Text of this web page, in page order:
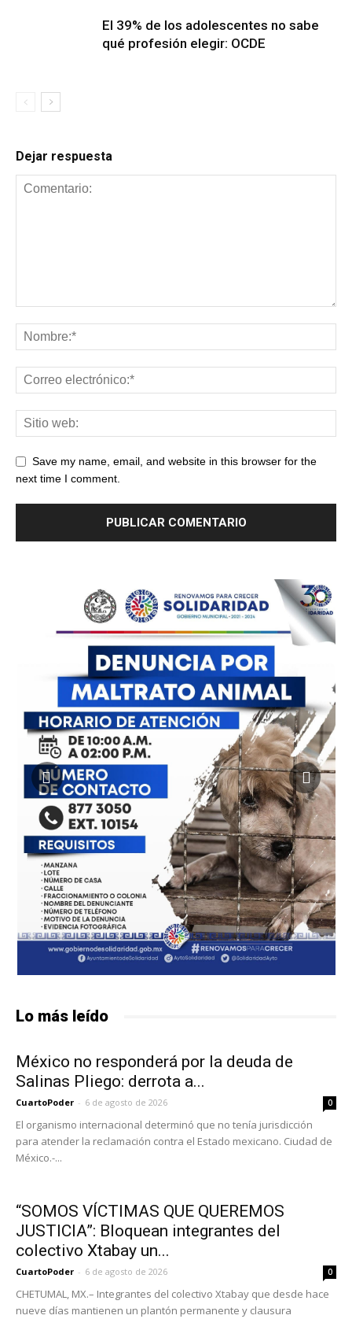
El 39% de los adolescentes no sabe
qué profesión elegir: OCDE
Dejar respuesta
Save my name, email, and website in this browser for the
next time I comment.
Lo más leído
México no responderá por la deuda de
Salinas Pliego: derrota a...
CuartoPoder - 6 de agosto de 2026 0
El organismo internacional determinó que no tenía jurisdicción
para atender la reclamación contra el Estado mexicano. Ciudad de
México.-...
“SOMOS VÍCTIMAS QUE QUEREMOS
JUSTICIA”: Bloquean integrantes del
colectivo Xtabay un...
CuartoPoder - 6 de agosto de 2026 0
CHETUMAL, MX.– Integrantes del colectivo Xtabay que desde hace
nueve días mantienen un plantón permanente y clausura